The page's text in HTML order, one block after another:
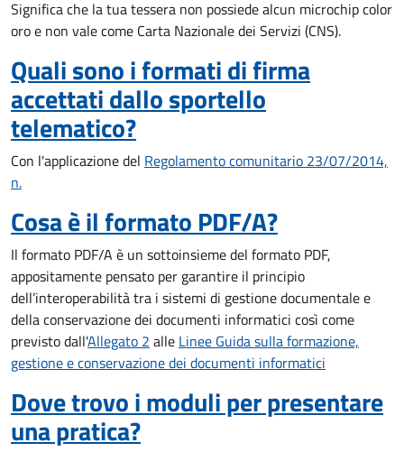
Significa che la tua tessera non possiede alcun microchip color
oro e non vale come Carta Nazionale dei Servizi (CNS).
Quali sono i formati di firma
accettati dallo sportello
telematico?
Con l'applicazione del Regolamento comunitario 23/07/2014,
n.
Cosa è il formato PDF/A?
Il formato PDF/A è un sottoinsieme del formato PDF,
appositamente pensato per garantire il principio
dell’interoperabilità tra i sistemi di gestione documentale e
della conservazione dei documenti informatici così come
previsto dall'Allegato 2 alle Linee Guida sulla formazione,
gestione e conservazione dei documenti informatici
Dove trovo i moduli per presentare
una pratica?